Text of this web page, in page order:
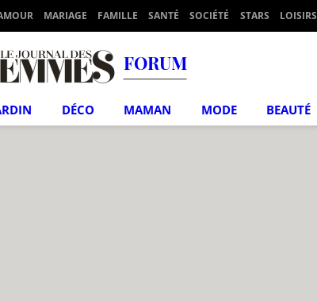
MARIAGE FAMILLE SANTÉ SOCIÉTÉ STARS LOISIRS
FORUM
DÉCO MAMAN MODE BEAUTÉ